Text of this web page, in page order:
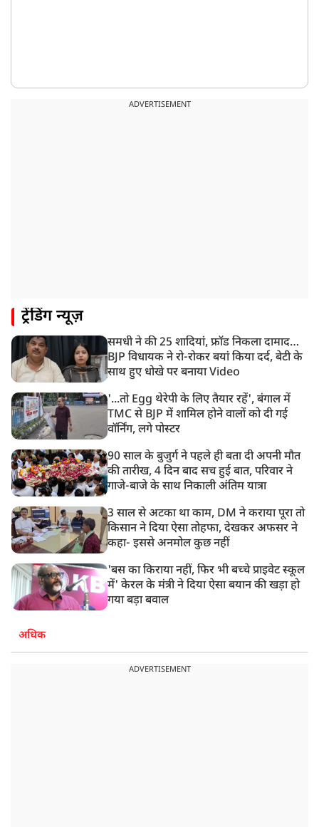
ADVERTISEMENT
ट्रेंडिंग न्यूज़
समधी ने की 25 शादियां, फ्रॉड निकला दामाद…
BJP विधायक ने रो-रोकर बयां किया दर्द, बेटी के
साथ हुए धोखे पर बनाया Video
'...तो Egg थेरेपी के लिए तैयार रहें', बंगाल में
TMC से BJP में शामिल होने वालों को दी गई
वॉर्निंग, लगे पोस्टर
90 साल के बुजुर्ग ने पहले ही बता दी अपनी मौत
की तारीख, 4 दिन बाद सच हुई बात, परिवार ने
गाजे-बाजे के साथ निकाली अंतिम यात्रा
3 साल से अटका था काम, DM ने कराया पूरा तो
किसान ने दिया ऐसा तोहफा, देखकर अफसर ने
कहा- इससे अनमोल कुछ नहीं
'बस का किराया नहीं, फिर भी बच्चे प्राइवेट स्कूल
में' केरल के मंत्री ने दिया ऐसा बयान की खड़ा हो
गया बड़ा बवाल
अधिक
ADVERTISEMENT